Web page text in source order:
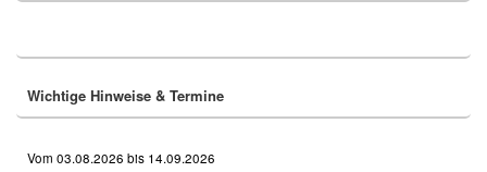
Area
Wichtige Hinweise & Termine
Vom 03.08.2026 bis 14.09.2026